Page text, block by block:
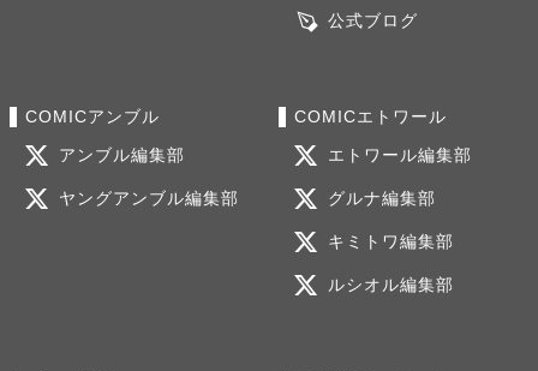
公式ブログ
COMICアンブル
アンブル編集部
ヤングアンブル編集部
COMICエトワール
エトワール編集部
グルナ編集部
キミトワ編集部
ルシオル編集部